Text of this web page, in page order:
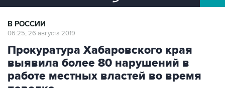
В РОССИИ
06:25, 26 августа 2019
Прокуратура Хабаровского края
выявила более 80 нарушений в
работе местных властей во время